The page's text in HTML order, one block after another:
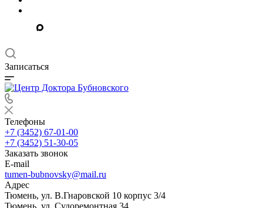
Записаться
Телефоны
+7 (3452) 67-01-00
+7 (3452) 51-30-05
Заказать звонок
E-mail
tumen-bubnovsky@mail.ru
Адрес
Тюмень, ул. В.Гнаровской 10 корпус 3/4
Тюмень, ул. Судоремонтная 34